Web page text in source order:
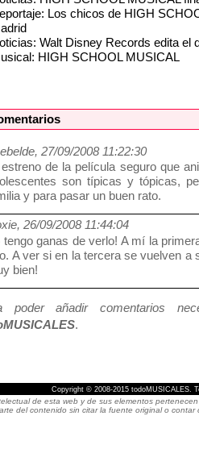
Los chicos de HIGH
Walt Disney Records edita el
HIGH SCHOOL MUSICAL
27/09/2008 11:22:30
de la película seguro que
son típicas y tópicas,
y para pasar un buen rato.
26/09/2008 11:44:04
tengo ganas de verlo! A mí la
A ver si en la tercera se vuelven a
bien!
poder añadir comentarios
.
Copyright © 2008-2015 todoMUSICALES.
de esta web y de sus elementos
del contenido sin citar la fuente original o